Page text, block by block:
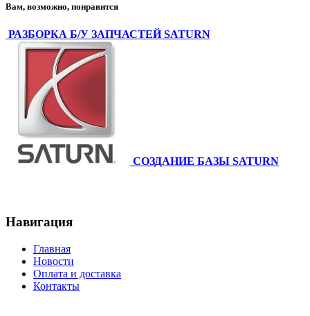
Вам, возможно, понравится
РАЗБОРКА Б/У ЗАПЧАСТЕЙ SATURN
СОЗДАНИЕ БАЗЫ SATURN
Навигация
Главная
Новости
Оплата и доставка
Контакты